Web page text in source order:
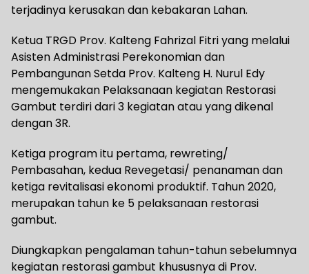
terjadinya kerusakan dan kebakaran Lahan.
Ketua TRGD Prov. Kalteng Fahrizal Fitri yang melalui
Asisten Administrasi Perekonomian dan
Pembangunan Setda Prov. Kalteng H. Nurul Edy
mengemukakan Pelaksanaan kegiatan Restorasi
Gambut terdiri dari 3 kegiatan atau yang dikenal
dengan 3R.
Ketiga program itu pertama, rewreting/
Pembasahan, kedua Revegetasi/ penanaman dan
ketiga revitalisasi ekonomi produktif. Tahun 2020,
merupakan tahun ke 5 pelaksanaan restorasi
gambut.
Diungkapkan pengalaman tahun-tahun sebelumnya
kegiatan restorasi gambut khususnya di Prov.